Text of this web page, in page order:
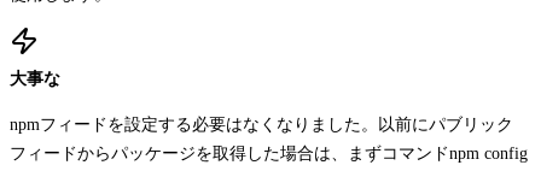
大事な
npmフィードを設定する必要はなくなりました。以前にパブリック
フィードからパッケージを取得した場合は、まずコマンドnpm config